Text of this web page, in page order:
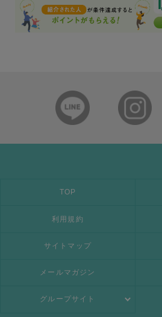
TOP
利用規約
サイトマップ
メールマガジン
グループサイト